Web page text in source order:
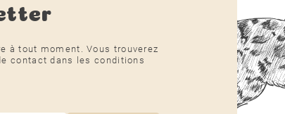
à tout moment. Vous trouverez
contact dans les conditions